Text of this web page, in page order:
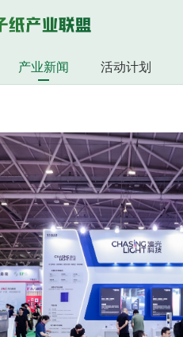
产业新闻 活动计划